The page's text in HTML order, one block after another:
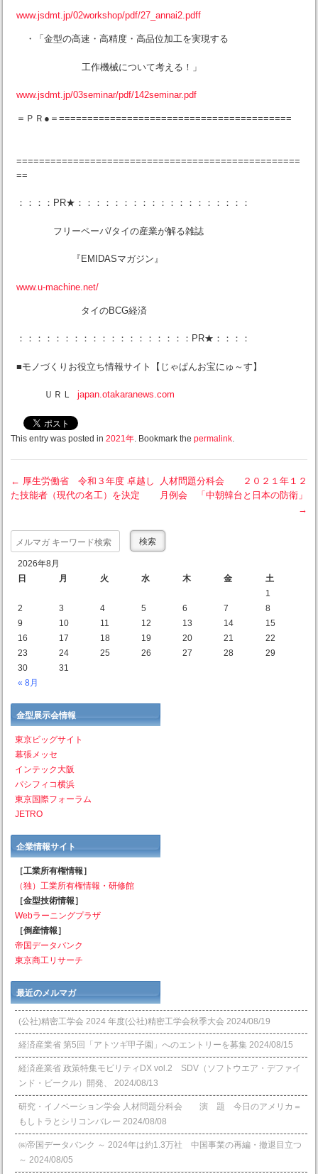
www.jsdmt.jp/02workshop/pdf/27_annai2.pdff
・「金型の高速・高精度・高品位加工を実現する
工作機械について考える！」
www.jsdmt.jp/03seminar/pdf/142seminar.pdf
＝ＰＲ●＝=========================================
==================================================
==
：：：：PR★：：：：：：：：：：：：：：：：：：：
フリーペーパ/タイの産業が解る雑誌
『EMIDASマガジン』
www.u-machine.net/
タイのBCG経済
：：：：：：：：：：：：：：：：：：：PR★：：：：
■モノづくりお役立ち情報サイト【じゃぱんお宝にゅ～す】
ＵＲＬ japan.otakaranews.com
This entry was posted in 2021年. Bookmark the permalink.
Post navigation
← 厚生労働省 令和３年度 卓越し
た技能者（現代の名工）を決定
人材問題分科会 ２０２１年１２
月例会 「中朝韓台と日本の防衛」
→
Search
2026年8月
日
月 火 水 木 金 土
« 8月
1
2
3 4 5 6 7
8
9
10 11 12 13 14
15
16
17 18 19 20 21
22
23
24 25 26 27 28
29
30
31
金型展示会情報
東京ビッグサイト
幕張メッセ
インテック大阪
パシフィコ横浜
東京国際フォーラム
JETRO
企業情報サイト
［工業所有権情報］
（独）工業所有権情報・研修館
［金型技術情報］
Webラーニングプラザ
［倒産情報］
帝国データバンク
東京商工リサーチ
最近のメルマガ
(公社)精密工学会 2024 年度(公社)精密工学会秋季大会 2024/08/19
経済産業省 第5回「アトツギ甲子園」へのエントリーを募集 2024/08/15
経済産業省 政策特集モビリティDX vol.2 SDV（ソフトウエア・デファイ
ンド・ビークル）開発、
2024/08/13
研究・イノベーション学会 人材問題分科会 演 題 今日のアメリカ＝
もしトラとシリコンバレー 2024/08/08
㈱帝国データバンク ～ 2024年は約1.3万社 中国事業の再編・撤退目立つ
～ 2024/08/05